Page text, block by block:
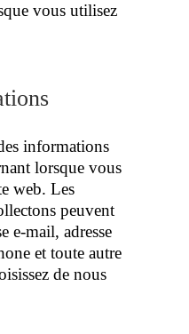
vous utilisez
informations
lorsque vous
web. Les
peuvent
e-mail, adresse
et toute autre
de nous